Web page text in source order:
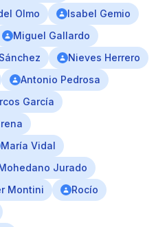
Olmo
Isabel Gemio
Miguel Gallardo
Nieves Herrero
Antonio Pedrosa
García
María Vidal
Jurado
Montini
Rocío